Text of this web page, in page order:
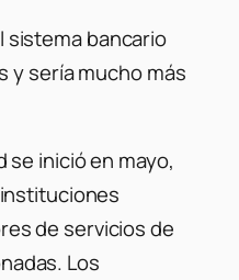
sistema bancario
y sería mucho más
se inició en mayo,
de servicios de
Los